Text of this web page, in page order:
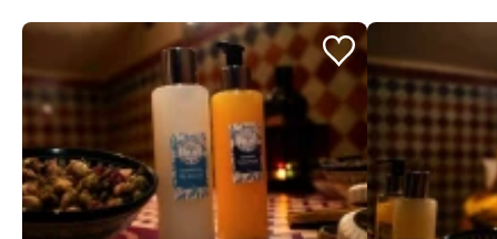
Adresse